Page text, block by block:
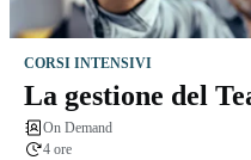
CORSI INTENSIVI
La gestione del
On Demand
4 ore